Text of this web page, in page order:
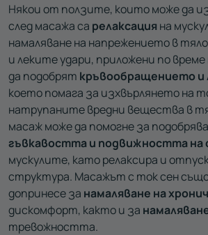
Някои от ползите, които може да
след масажа са релаксация на
намаляване на напрежението в
и леките удари, приложени по
да подобрят кръвообращението
което помага за изхвърлянето на
натрупаните вредни вещества в
масаж може да помогне за
гъвкавостта и подвижността на
мускулите, като релаксира и
структура. Масажът с ток сен
допринесе за намаляване на
дискомфорт, както и за
тревожността.